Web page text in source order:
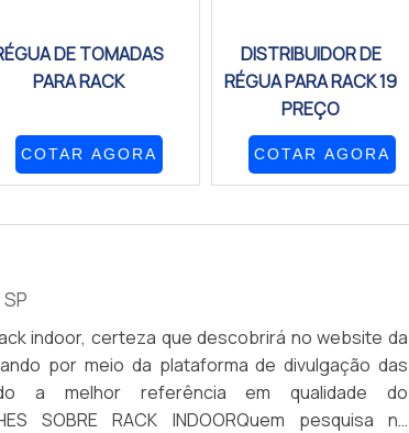
DE TOMADAS
PARA RACK
COTAR AGORA
DISTRIBUIDOR DE
RÉGUA PARA RACK 19
PREÇO
COTAR AGORA
indoor, certeza que descobrirá no website da
por meio da plataforma de divulgação das
a melhor referência em qualidade do
SOBRE RACK INDOORQuem pesquisa na